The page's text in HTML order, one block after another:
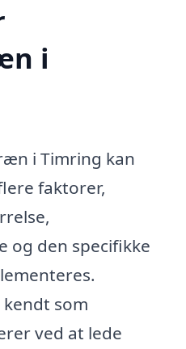
i
i Timring kan
faktorer,
og den specifikke
som
ved at lede